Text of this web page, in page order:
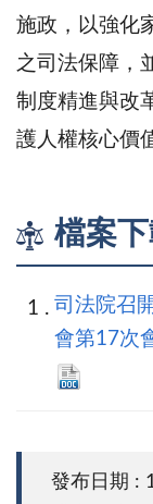
施政，以強化
之司法保障，
制度精進與改
護人權核心價
檔案
司法院召
會第17次
發布日期 :